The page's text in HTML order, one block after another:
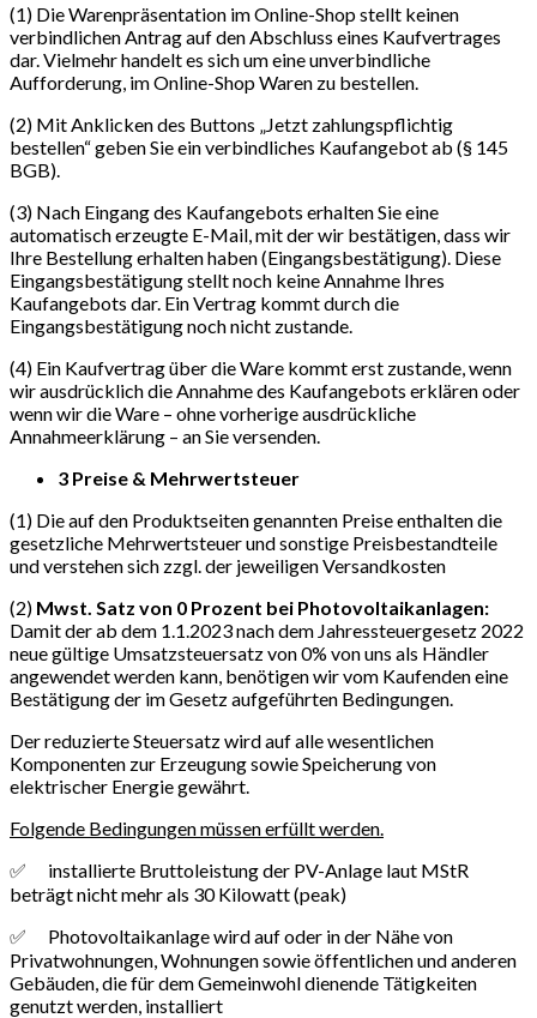
(1) Die Warenpräsentation im Online-Shop stellt keinen
verbindlichen Antrag auf den Abschluss eines Kaufvertrages
dar. Vielmehr handelt es sich um eine unverbindliche
Aufforderung, im Online-Shop Waren zu bestellen.
(2) Mit Anklicken des Buttons „Jetzt zahlungspflichtig
bestellen“ geben Sie ein verbindliches Kaufangebot ab (§ 145
BGB).
(3) Nach Eingang des Kaufangebots erhalten Sie eine
automatisch erzeugte E-Mail, mit der wir bestätigen, dass wir
Ihre Bestellung erhalten haben (Eingangsbestätigung). Diese
Eingangsbestätigung stellt noch keine Annahme Ihres
Kaufangebots dar. Ein Vertrag kommt durch die
Eingangsbestätigung noch nicht zustande.
(4) Ein Kaufvertrag über die Ware kommt erst zustande, wenn
wir ausdrücklich die Annahme des Kaufangebots erklären oder
wenn wir die Ware – ohne vorherige ausdrückliche
Annahmeerklärung – an Sie versenden.
3 Preise & Mehrwertsteuer
(1) Die auf den Produktseiten genannten Preise enthalten die
gesetzliche Mehrwertsteuer und sonstige Preisbestandteile
und verstehen sich zzgl. der jeweiligen Versandkosten
(2) Mwst. Satz von 0 Prozent bei Photovoltaikanlagen:
Damit der ab dem 1.1.2023 nach dem Jahressteuergesetz 2022
neue gültige Umsatzsteuersatz von 0% von uns als Händler
angewendet werden kann, benötigen wir vom Kaufenden eine
Bestätigung der im Gesetz aufgeführten Bedingungen.
Der reduzierte Steuersatz wird auf alle wesentlichen
Komponenten zur Erzeugung sowie Speicherung von
elektrischer Energie gewährt.
Folgende Bedingungen müssen erfüllt werden.
✅ installierte Bruttoleistung der PV-Anlage laut MStR
beträgt nicht mehr als 30 Kilowatt (peak)
✅ Photovoltaikanlage wird auf oder in der Nähe von
Privatwohnungen, Wohnungen sowie öffentlichen und anderen
Gebäuden, die für dem Gemeinwohl dienende Tätigkeiten
genutzt werden, installiert